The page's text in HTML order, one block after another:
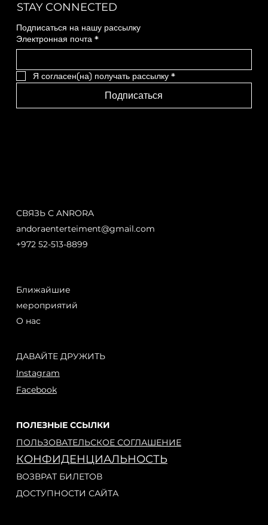
STAY CONNECTED
Подписаться на нашу рассылку
Электронная почта *
Я согласен(на) получать рассылку *
Подписаться
Ближайшие
мероприятий
О нас
ДАВАЙТЕ ДРУЖИТЬ
Instagram
Facebook
ПОЛЕЗНЫЕ ССЫЛКИ
ПОЛЬЗОВАТЕЛЬСКОЕ СОГЛАШЕНИЕ
КОНФИДЕНЦИАЛЬНОСТЬ
ВОЗВРАТ БИЛЕТОВ
ДОСТУПНОСТИ САЙТА
СВЯЗЬ С ANRORA
andoraenterteiment@gmail.com
+972 52-513-8899